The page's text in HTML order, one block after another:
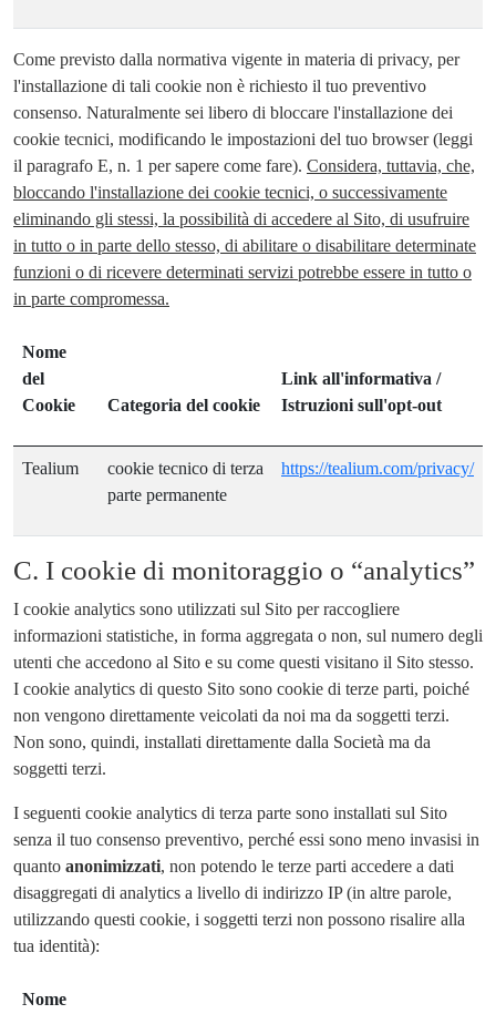
Come previsto dalla normativa vigente in materia di privacy, per
l'installazione di tali cookie non è richiesto il tuo preventivo
consenso. Naturalmente sei libero di bloccare l'installazione dei
cookie tecnici, modificando le impostazioni del tuo browser (leggi
il paragrafo E, n. 1 per sapere come fare). Considera, tuttavia, che,
bloccando l'installazione dei cookie tecnici, o successivamente
eliminando gli stessi, la possibilità di accedere al Sito, di usufruire
in tutto o in parte dello stesso, di abilitare o disabilitare determinate
funzioni o di ricevere determinati servizi potrebbe essere in tutto o
in parte compromessa.
Nome
del
Cookie
Categoria del cookie
Link all'informativa /
Istruzioni sull'opt-out
Tealium
cookie tecnico di terza
parte permanente
https://tealium.com/privacy/
C. I cookie di monitoraggio o “analytics”
I cookie analytics sono utilizzati sul Sito per raccogliere
informazioni statistiche, in forma aggregata o non, sul numero degli
utenti che accedono al Sito e su come questi visitano il Sito stesso.
I cookie analytics di questo Sito sono cookie di terze parti, poiché
non vengono direttamente veicolati da noi ma da soggetti terzi.
Non sono, quindi, installati direttamente dalla Società ma da
soggetti terzi.
I seguenti cookie analytics di terza parte sono installati sul Sito
senza il tuo consenso preventivo, perché essi sono meno invasisi in
quanto anonimizzati, non potendo le terze parti accedere a dati
disaggregati di analytics a livello di indirizzo IP (in altre parole,
utilizzando questi cookie, i soggetti terzi non possono risalire alla
tua identità):
Nome